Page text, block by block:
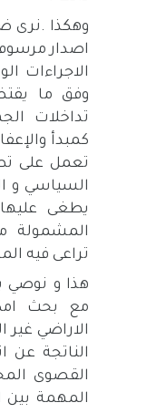
وهكذا .نرى
الاجراءات
وفق ما
تداخلات
كمبدأ
تعمل على
السياسي و
يطغى
المشمولة
تراعى فيه
هذا و نوصي
مع بحث
الاراضي غير
الناتجة عن
القصوى
المهمة بين